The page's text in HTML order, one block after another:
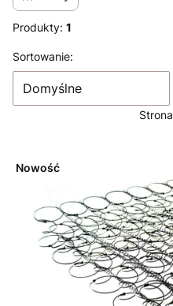
Produkty: 1
Lista produktów
Sortowanie:
Domyślne
Strona
Nowość